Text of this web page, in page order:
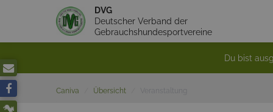
DVG
Deutscher Verband der
Gebrauchshundesportvereine
Du bist
Caniva Übersicht